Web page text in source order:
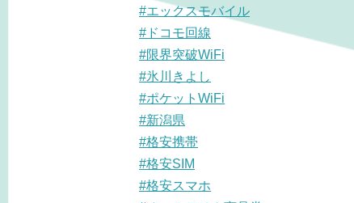
#エックスモバイル
#ドコモ回線
#限界突破WiFi
#氷川きよし
#ポケットWiFi
#新潟県
#格安携帯
#格安SIM
#格安スマホ